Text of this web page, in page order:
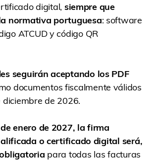
digital, siempre que
normativa portuguesa: software
ATCUD y código QR
seguirán aceptando los PDF
documentos fiscalmente válidos
de 2026.
enero de 2027, la firma
o certificado digital será,
para todas las facturas